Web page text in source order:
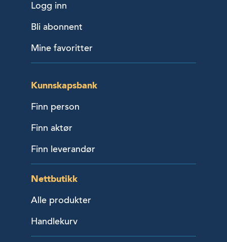
Logg inn
Bli abonnent
Mine favoritter
Kunnskapsbank
Finn person
Finn aktør
Finn leverandør
Nettbutikk
Alle produkter
Handlekurv